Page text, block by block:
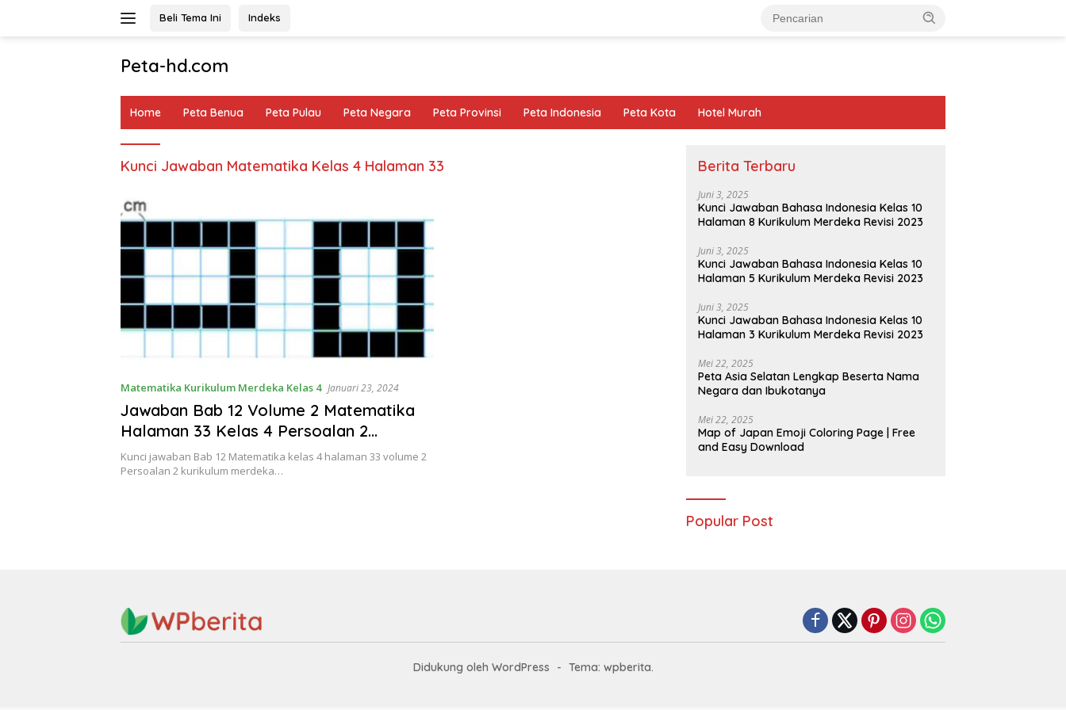
Beli Tema Ini Indeks
Peta-hd.com
Gambar
HD
Home Peta Benua Peta Pulau Peta Negara Peta Provinsi Peta Indonesia Peta Kota Hotel Murah
Kunci Jawaban Matematika Kelas 4 Halaman 33
Matematika Kurikulum Merdeka Kelas 4 Januari 23, 2024
Jawaban Bab 12 Volume 2 Matematika
Halaman 33 Kelas 4 Persoalan 2
Kurikulum Merdeka
Kunci jawaban Bab 12 Matematika kelas 4 halaman 33 volume 2
Persoalan 2 kurikulum merdeka…
Berita Terbaru
Juni 3, 2025
Kunci Jawaban Bahasa Indonesia Kelas 10
Halaman 8 Kurikulum Merdeka Revisi 2023
Juni 3, 2025
Kunci Jawaban Bahasa Indonesia Kelas 10
Halaman 5 Kurikulum Merdeka Revisi 2023
Juni 3, 2025
Kunci Jawaban Bahasa Indonesia Kelas 10
Halaman 3 Kurikulum Merdeka Revisi 2023
Mei 22, 2025
Peta Asia Selatan Lengkap Beserta Nama
Negara dan Ibukotanya
Mei 22, 2025
Map of Japan Emoji Coloring Page | Free
and Easy Download
Popular Post
Didukung oleh WordPress - Tema: wpberita.